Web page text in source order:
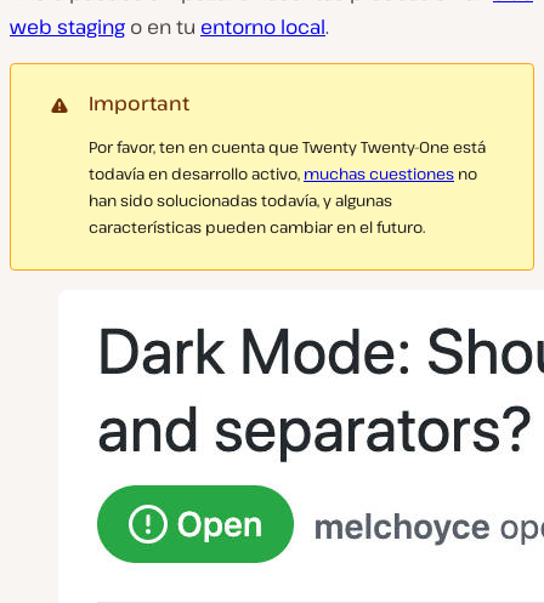
web staging o en tu entorno local.
Important
Por favor, ten en cuenta que Twenty Twenty-One está
todavía en desarrollo activo, muchas cuestiones no
han sido solucionadas todavía, y algunas
características pueden cambiar en el futuro.